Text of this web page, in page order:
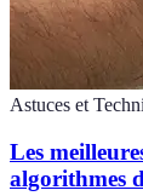
Astuces et
Les
algorithmes